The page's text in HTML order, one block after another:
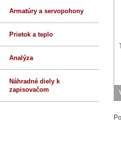
Armatúry a servopohony
Prietok a teplo
Analýza
Náhradné diely k
zapisovačom